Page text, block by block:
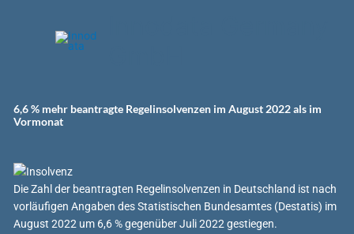
6,6 % mehr beantragte Regelinsolvenzen im August 2022 als im
Vormonat
Die Zahl der beantragten Regelinsolvenzen in Deutschland ist nach
vorläufigen Angaben des Statistischen Bundesamtes (Destatis) im
August 2022 um 6,6 % gegenüber Juli 2022 gestiegen.